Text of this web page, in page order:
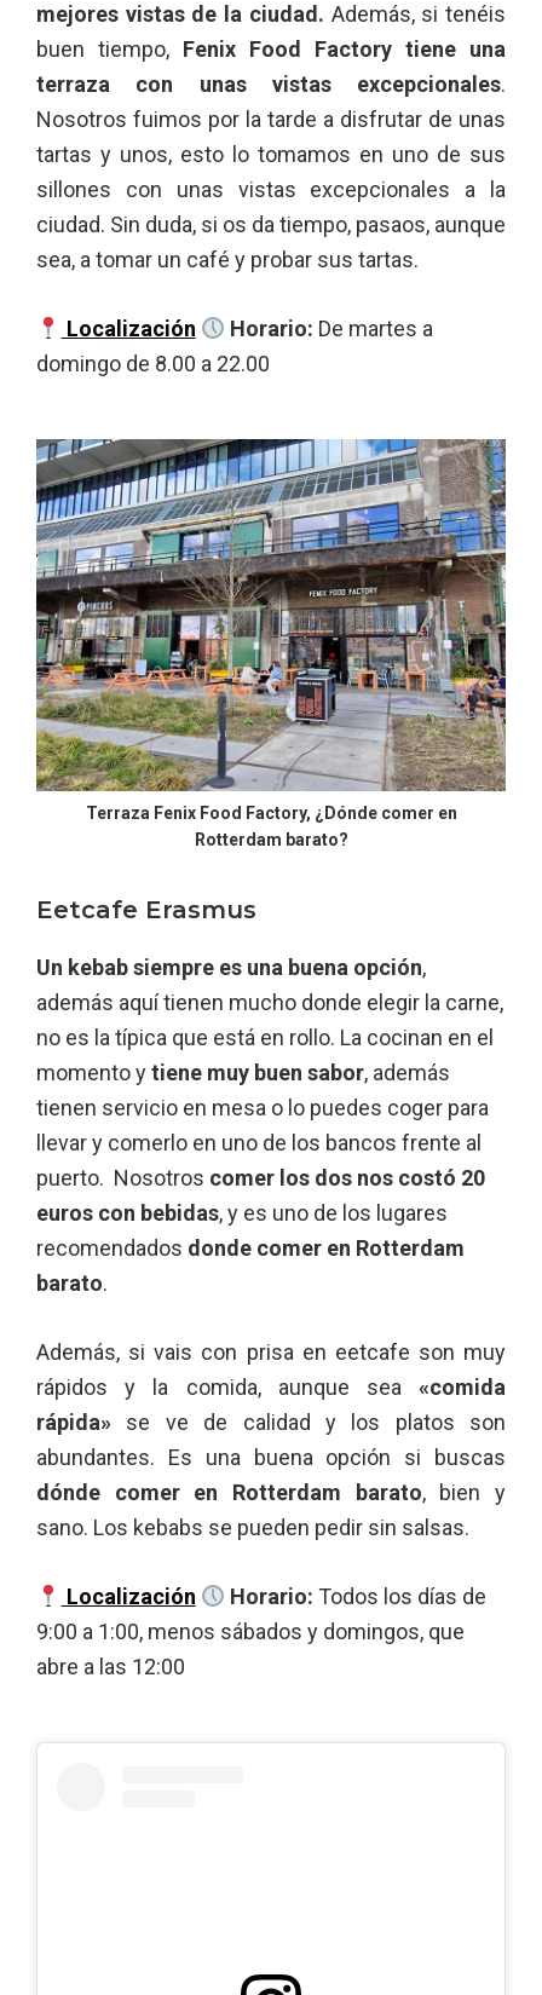
mejores vistas de la ciudad. Además, si tenéis
buen tiempo, Fenix Food Factory tiene una
terraza con unas vistas excepcionales.
Nosotros fuimos por la tarde a disfrutar de unas
tartas y unos, esto lo tomamos en uno de sus
sillones con unas vistas excepcionales a la
ciudad. Sin duda, si os da tiempo, pasaos, aunque
sea, a tomar un café y probar sus tartas.
Localización Horario: De martes a
domingo de 8.00 a 22.00
Terraza Fenix Food Factory, ¿Dónde comer en
Rotterdam barato?
Eetcafe Erasmus
Un kebab siempre es una buena opción,
además aquí tienen mucho donde elegir la carne,
no es la típica que está en rollo. La cocinan en el
momento ytiene muy buen sabor, además
tienen servicio en mesa o lo puedes coger para
llevar y comerlo en uno de los bancos frente al
puerto. Nosotros comer los dos nos costó 20
euros con bebidas, y es uno de los lugares
recomendados donde comer en Rotterdam
barato.
Además, si vais con prisa en eetcafe son muy
rápidos y la comida, aunque sea «comida
rápida» se ve de calidad y los platos son
abundantes. Es una buena opción si buscas
dónde comer en Rotterdam barato, bien y
sano. Los kebabs se pueden pedir sin salsas.
Localización Horario: Todos los días de
9:00 a 1:00, menos sábados y domingos, que
abre a las 12:00